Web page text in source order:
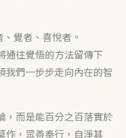
覺者、喜悅者。
通往覺悟的方法留傳下
我們一步步走向內在的智
，而是能百分之百落實於
作，眾善奉行，自淨其